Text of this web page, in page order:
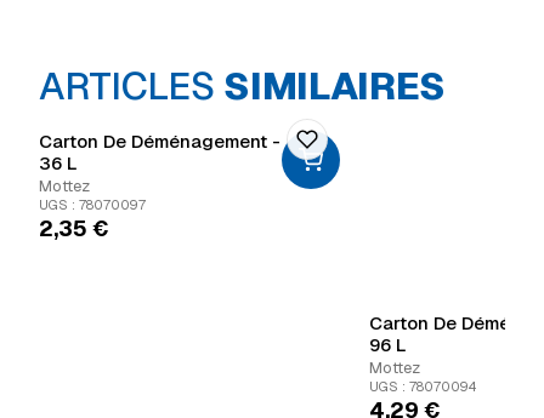
ARTICLES SIMILAIRES
Carton De Déménagement -
36 L
Mottez
UGS : 78070097
2,35 €
Carton De
96 L
Mottez
UGS : 78070094
4,29 €